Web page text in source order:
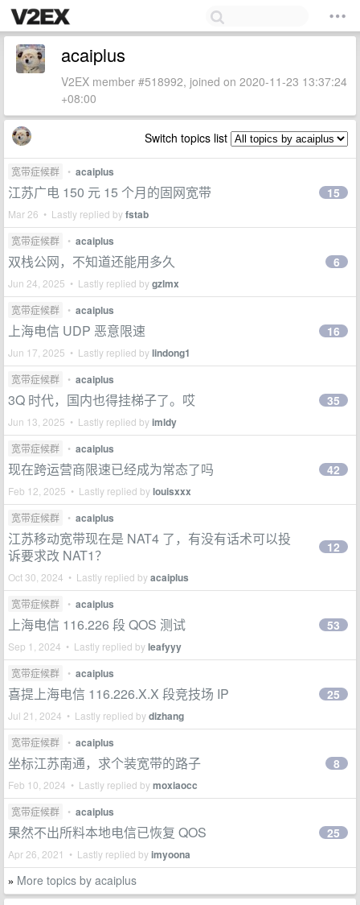
acaiplus
V2EX member #518992, joined on 2020-11-23 13:37:24
+08:00
Switch topics list
宽带症候群 • acaiplus
江苏广电 150 元 15 个月的固网宽带
Mar 26 • Lastly replied byfstab
15
宽带症候群 • acaiplus
双栈公网，不知道还能用多久
Jun 24, 2025 • Lastly replied bygzlmx
6
宽带症候群 • acaiplus
上海电信 UDP 恶意限速
Jun 17, 2025 • Lastly replied bylindong1
16
宽带症候群 • acaiplus
3Q 时代，国内也得挂梯子了。哎
Jun 13, 2025 • Lastly replied byimldy
35
宽带症候群 • acaiplus
现在跨运营商限速已经成为常态了吗
Feb 12, 2025 • Lastly replied bylouisxxx
42
宽带症候群 • acaiplus
江苏移动宽带现在是 NAT4 了，有没有话术可以投
诉要求改 NAT1？
Oct 30, 2024 • Lastly replied byacaiplus
12
宽带症候群 • acaiplus
上海电信 116.226 段 QOS 测试
Sep 1, 2024 • Lastly replied byleafyyy
53
宽带症候群 • acaiplus
喜提上海电信 116.226.X.X 段竞技场 IP
Jul 21, 2024 • Lastly replied bydizhang
25
宽带症候群 • acaiplus
坐标江苏南通，求个装宽带的路子
Feb 10, 2024 • Lastly replied bymoxiaocc
8
宽带症候群 • acaiplus
果然不出所料本地电信已恢复 QOS
Apr 26, 2021 • Lastly replied byimyoona
25
» More topics by acaiplus